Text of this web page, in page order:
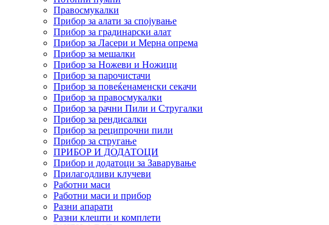
Правосмукалки
Прибор за алати за спојување
Прибор за градинарски алат
Прибор за Ласери и Мерна опрема
Прибор за мешалки
Прибор за Ножеви и Ножици
Прибор за парочистачи
Прибор за повеќенаменски секачи
Прибор за правосмукалки
Прибор за рачни Пили и Стругалки
Прибор за рендисалки
Прибор за реципрочни пили
Прибор за стругање
ПРИБОР И ДОДАТОЦИ
Прибор и додатоци за Заварување
Прилагодливи клучеви
Работни маси
Работни маси и прибор
Разни апарати
Разни клешти и комплети